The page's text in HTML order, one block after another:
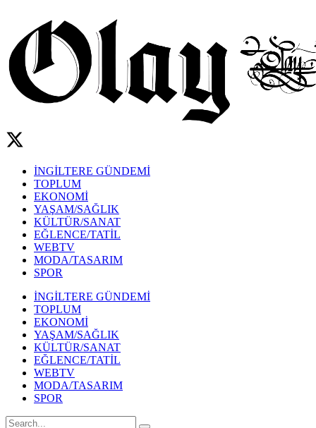
İNGİLTERE GÜNDEMİ
TOPLUM
EKONOMİ
YAŞAM/SAĞLIK
KÜLTÜR/SANAT
EĞLENCE/TATİL
WEBTV
MODA/TASARIM
SPOR
İNGİLTERE GÜNDEMİ
TOPLUM
EKONOMİ
YAŞAM/SAĞLIK
KÜLTÜR/SANAT
EĞLENCE/TATİL
WEBTV
MODA/TASARIM
SPOR